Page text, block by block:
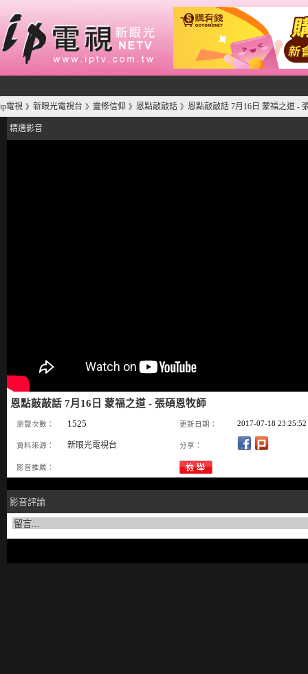
ip電視 》 新眼光電視台 》 靈修信仰 》 恩點敲敲話 》 恩點敲敲話 7月16日 蒙福之道 -
精選影音
恩點敲敲話 7月16日 蒙福之道 - 張碩恩牧師
瀏覽次數： 1525 更新日期： 2017-07-18 23:25:52
資料來源： 新眼光電視台 分享：
影音推薦：
影音評論